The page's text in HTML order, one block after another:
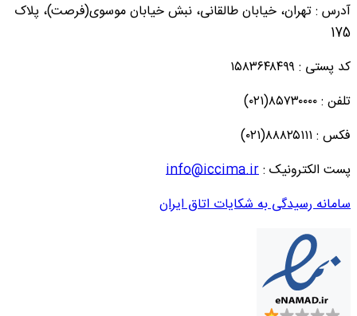
آدرس : تهران، خیابان طالقانی، نبش خیابان موسوی(فرصت)، پلاک
175
کد پستی : ۱۵۸۳۶۴۸۴۹۹
تلفن : ۸۵۷۳۰۰۰۰(۰۲۱)
فکس : ۸۸۸۲۵۱۱۱(۰۲۱)
پست الکترونیک :info@iccima.ir
سامانه رسیدگی به شکایات اتاق ایران